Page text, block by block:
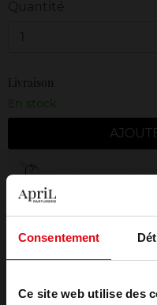
Consentement
Ce site web utilise des
1
Livraison
En stock
Livraison gratuite à
Retour gratuit dans
Emballage cadeau